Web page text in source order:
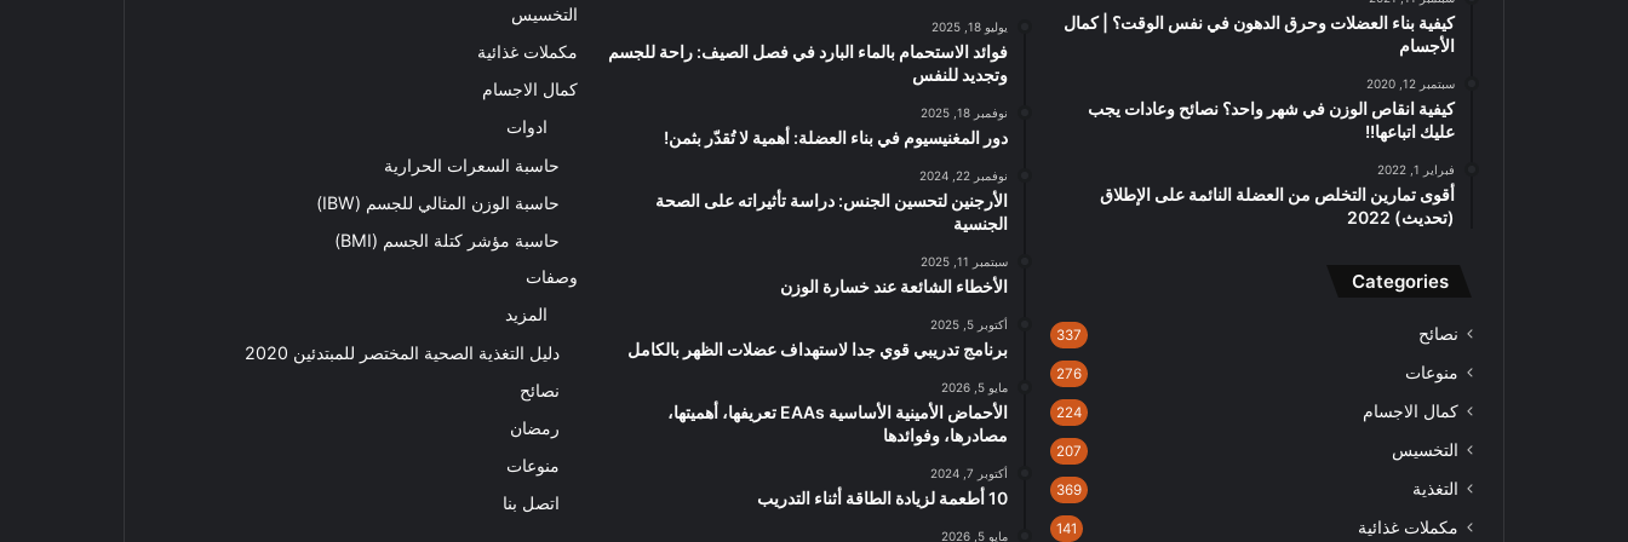
كيفية بناء العضلات وحرق الدهون في نفس الوقت؟ | كمال
الأجسام
سبتمبر 12, 2020
كيفية انقاص الوزن في شهر واحد؟ نصائح وعادات يجب
عليك اتباعها!!
فبراير 1, 2022
أقوى تمارين التخلص من العضلة النائمة على الإطلاق
(تحديث) 2022
Categories
نصائح 337
منوعات 276
كمال الاجسام 224
التخسيس 207
التغذية 369
مكملات غذائية 141
يوليو 18, 2025
فوائد الاستحمام بالماء البارد في فصل الصيف: راحة للجسم
وتجديد للنفس
نوفمبر 18, 2025
دور المغنيسيوم في بناء العضلة: أهمية لا تُقدّر بثمن!
نوفمبر 22, 2024
الأرجنين لتحسين الجنس: دراسة تأثيراته على الصحة
الجنسية
سبتمبر 11, 2025
الأخطاء الشائعة عند خسارة الوزن
أكتوبر 5, 2025
برنامج تدريبي قوي جدا لاستهداف عضلات الظهر بالكامل
مايو 5, 2026
الأحماض الأمينية الأساسية EAAs تعريفها، أهميتها،
مصادرها، وفوائدها
أكتوبر 7, 2024
10 أطعمة لزيادة الطاقة أثناء التدريب
مايو 5, 2026
التخسيس
مكملات غذائية
كمال الاجسام
ادوات
حاسبة السعرات الحرارية
حاسبة الوزن المثالي للجسم (IBW)
حاسبة مؤشر كتلة الجسم (BMI)
وصفات
المزيد
دليل التغذية الصحية المختصر للمبتدئين 2020​
نصائح
رمضان
منوعات
اتصل بنا